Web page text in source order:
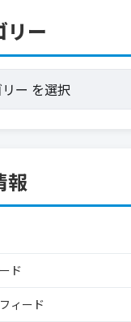
リー
報
ド
ィード